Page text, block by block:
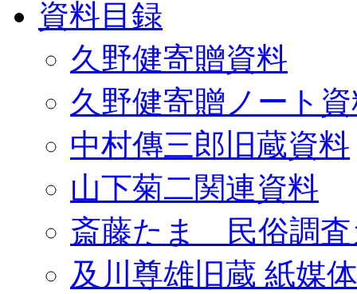
資料目録
久野健寄贈資料
久野健寄贈ノート
中村傳三郎旧蔵資料
山下菊二関連資料
斎藤たま 民俗調査
及川尊雄旧蔵 紙媒